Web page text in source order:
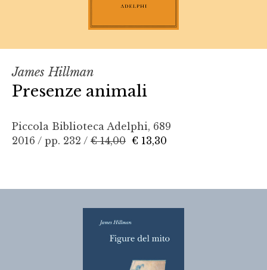
James Hillman
Presenze animali
Piccola Biblioteca Adelphi, 689
2016 / pp. 232 / € 14,00 € 13,30